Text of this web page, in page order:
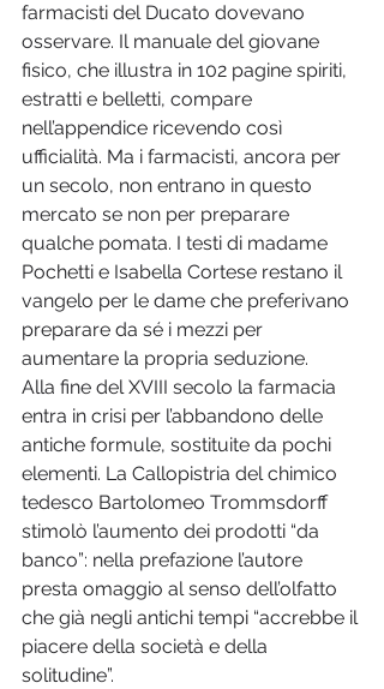
farmacisti del Ducato dovevano
osservare. Il manuale del giovane
fisico, che illustra in 102 pagine spiriti,
estratti e belletti, compare
nell’appendice ricevendo così
ufficialità. Ma i farmacisti, ancora per
un secolo, non entrano in questo
mercato se non per preparare
qualche pomata. I testi di madame
Pochetti e Isabella Cortese restano il
vangelo per le dame che preferivano
preparare da sé i mezzi per
aumentare la propria seduzione.
Alla fine del XVIII secolo la farmacia
entra in crisi per l’abbandono delle
antiche formule, sostituite da pochi
elementi. La Callopistria del chimico
tedesco Bartolomeo Trommsdorff
stimolò l’aumento dei prodotti “da
banco”: nella prefazione l’autore
presta omaggio al senso dell’olfatto
che già negli antichi tempi “accrebbe il
piacere della società e della
solitudine”.